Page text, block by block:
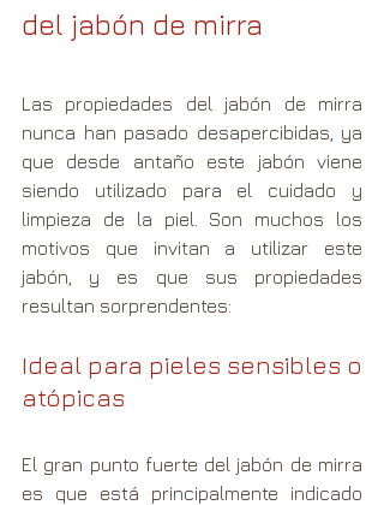
del jabón de mirra
Las propiedades del jabón de mirra
nunca han pasado desapercibidas, ya
que desde antaño este jabón viene
siendo utilizado para el cuidado y
limpieza de la piel. Son muchos los
motivos que invitan a utilizar este
jabón, y es que sus propiedades
resultan sorprendentes:
Ideal para pieles sensibles o
atópicas
El gran punto fuerte del jabón de mirra
es que está principalmente indicado